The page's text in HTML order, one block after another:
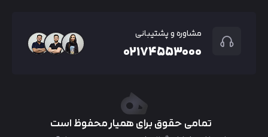
مشاوره و پشتیبانی
۰۲۱۷۴۵۵۳۰۰۰
تمامی حقوق برای همیار محفوظ است